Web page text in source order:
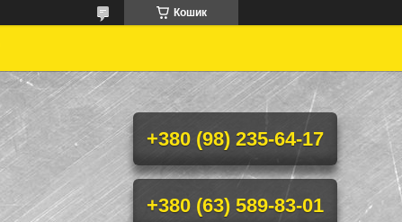
Кошик
+380 (98) 235-64-17
+380 (63) 589-83-01